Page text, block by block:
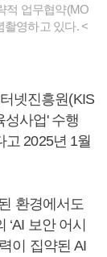
적 업무협약(MO
촬영하고 있다. <
넷진흥원(KIS
성사업' 수행
2025년 1월
환경에서도
보안 어시
이 집약된 AI